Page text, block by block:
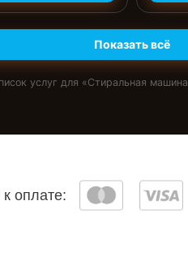
Показать всё
услуг для «Стиральная машина
оплате: